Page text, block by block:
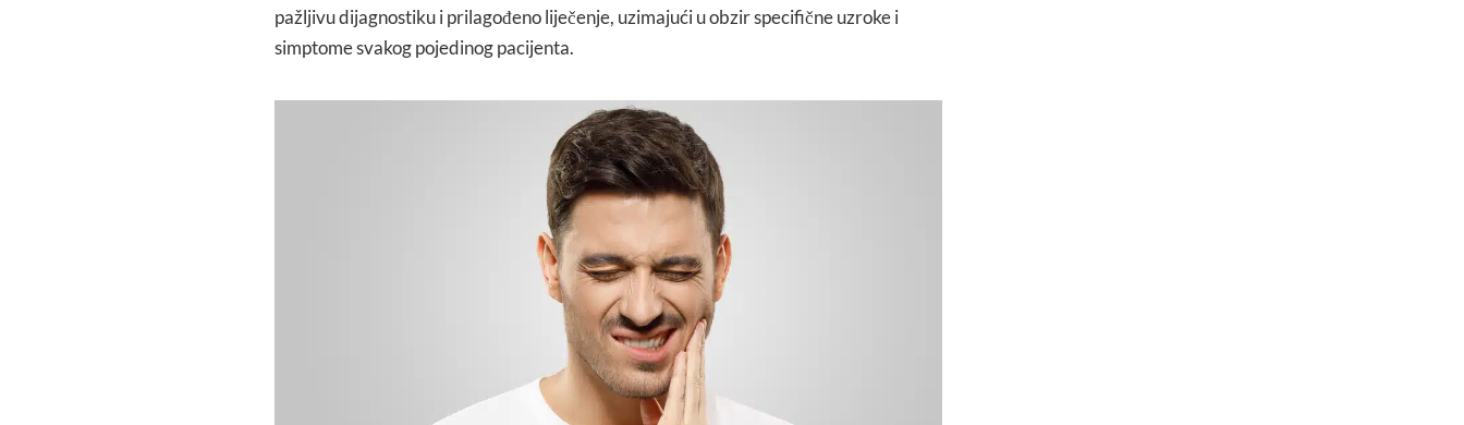
pažljivu dijagnostiku i prilagođeno liječenje, uzimajući u obzir specifične uzroke i
simptome svakog pojedinog pacijenta.